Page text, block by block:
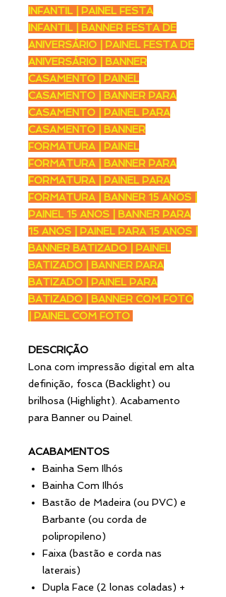
INFANTIL | PAINEL FESTA
INFANTIL | BANNER FESTA DE
ANIVERSÁRIO | PAINEL FESTA DE
ANIVERSÁRIO | BANNER
CASAMENTO | PAINEL
CASAMENTO | BANNER PARA
CASAMENTO | PAINEL PARA
CASAMENTO | BANNER
FORMATURA | PAINEL
FORMATURA | BANNER PARA
FORMATURA | PAINEL PARA
FORMATURA | BANNER 15 ANOS |
PAINEL 15 ANOS | BANNER PARA
15 ANOS | PAINEL PARA 15 ANOS |
BANNER BATIZADO | PAINEL
BATIZADO | BANNER PARA
BATIZADO | PAINEL PARA
BATIZADO | BANNER COM FOTO
| PAINEL COM FOTO
DESCRIÇÃO
Lona com impressão digital em alta
definição, fosca (Backlight) ou
brilhosa (Highlight). Acabamento
para Banner ou Painel.
ACABAMENTOS
Bainha Sem Ilhós
Bainha Com Ilhós
Bastão de Madeira (ou PVC) e
Barbante (ou corda de
polipropileno)
Faixa (bastão e corda nas
laterais)
Dupla Face (2 lonas coladas) +